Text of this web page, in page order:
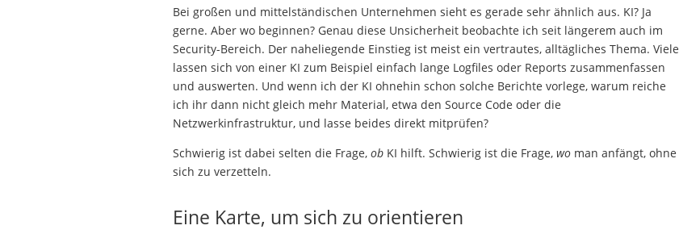
Bei großen und mittelständischen Unternehmen sieht es gerade sehr ähnlich aus. KI? Ja
gerne. Aber wo beginnen? Genau diese Unsicherheit beobachte ich seit längerem auch im
Security-Bereich. Der naheliegende Einstieg ist meist ein vertrautes, alltägliches Thema. Viele
lassen sich von einer KI zum Beispiel einfach lange Logfiles oder Reports zusammenfassen
und auswerten. Und wenn ich der KI ohnehin schon solche Berichte vorlege, warum reiche
ich ihr dann nicht gleich mehr Material, etwa den Source Code oder die
Netzwerkinfrastruktur, und lasse beides direkt mitprüfen?
Schwierig ist dabei selten die Frage, obKI hilft. Schwierig ist die Frage, woman anfängt, ohne
sich zu verzetteln.
Eine Karte, um sich zu orientieren